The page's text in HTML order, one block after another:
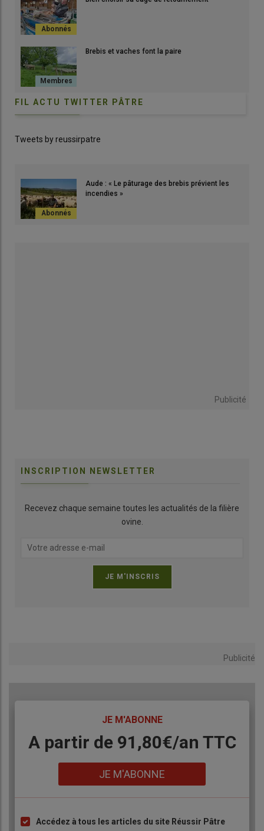
Brebis et vaches font la paire
FIL ACTU TWITTER PÂTRE
Tweets by reussirpatre
Aude : « Le pâturage des brebis prévient les
incendies »
Publicité
INSCRIPTION NEWSLETTER
Recevez chaque semaine toutes les actualités de la filière
ovine.
Publicité
JE M'ABONNE
Body
A partir de 91,80€/an​ TTC
JE M'ABONNE
ListeAccédez à tous les articles du site Réussir Pâtre